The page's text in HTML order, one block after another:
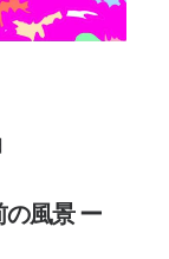
の風景 ー